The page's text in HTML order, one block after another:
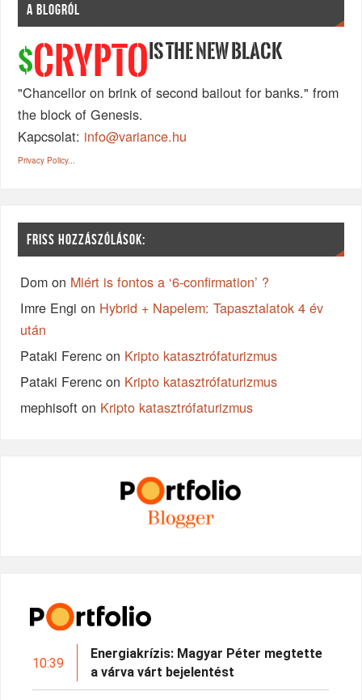
A BLOGRÓL
$CRYPTO IS THE NEW BLACK
"Chancellor on brink of second bailout for banks." from
the block of Genesis.
Kapcsolat: info@variance.hu
Privacy Policy...
FRISS HOZZÁSZÓLÁSOK:
Dom on Miért is fontos a ‘6-confirmation’ ?
Imre Engi on Hybrid + Napelem: Tapasztalatok 4 év
után
Pataki Ferenc on Kripto katasztrófaturizmus
Pataki Ferenc on Kripto katasztrófaturizmus
mephisoft on Kripto katasztrófaturizmus
10:39
Energiakrízis: Magyar Péter megtette
a várva várt bejelentést